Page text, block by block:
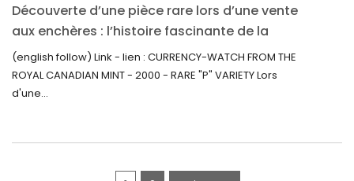
octobre 2019
septembre 2019
juin 2019
avril 2019
Découverte d’une pièce rare lors d’une vente
aux enchères : l’histoire fascinante de la
Monnaie-Montre de la Monnaie Royale du
Canada (2000) Rare Variété « P »
(english follow) Link - lien : CURRENCY-WATCH FROM THE
ROYAL CANADIAN MINT - 2000 - RARE "P" VARIETY Lors
d'une...